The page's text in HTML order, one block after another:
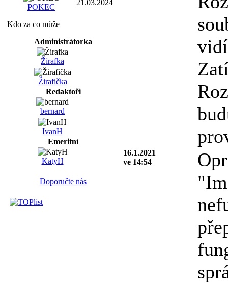
POKEC
21.03.2024
Kdo za co může
Administrátorka
Žirafka
Žirafička
Redaktoři
bernard
IvanH
Emeritní
KatyH
Doporučte nás
16.1.2021
ve 14:54